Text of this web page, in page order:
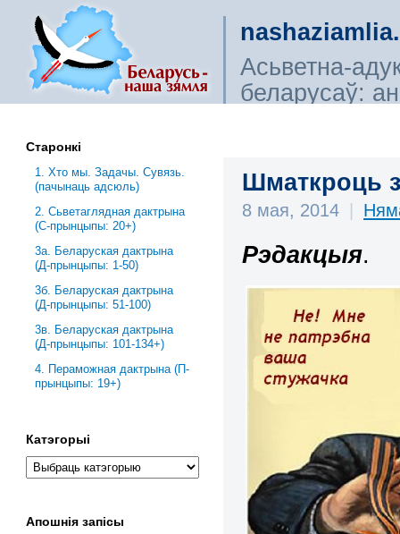
Асьветна-
беларусаў:
Шматкроць
8 мая, 2014 |
Рэдакцыя.
Старонкі
1. Хто мы. Задачы. Сувязь.
(пачынаць адсюль)
2. Сьветаглядная дактрына
(С-прынцыпы: 20+)
3a. Беларуская дактрына
(Д-прынцыпы: 1-50)
3б. Беларуская дактрына
(Д-прынцыпы: 51-100)
3в. Беларуская дактрына
(Д-прынцыпы: 101-134+)
4. Пераможная дактрына (П-
прынцыпы: 19+)
Катэгорыі
Апошнія запісы